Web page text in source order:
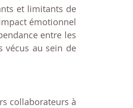
et limitants de
émotionnel
entre les
vécus au sein de
collaborateurs à